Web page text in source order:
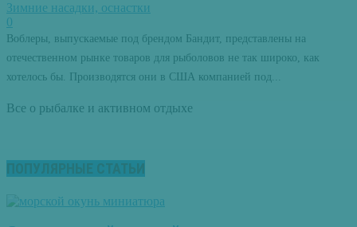
Зимние насадки, оснастки
0
Воблеры, выпускаемые под брендом Бандит, представлены на
отечественном рынке товаров для рыболовов не так широко, как
хотелось бы. Производятся они в США компанией под...
Все о рыбалке и активном отдыхе
ПОПУЛЯРНЫЕ СТАТЬИ